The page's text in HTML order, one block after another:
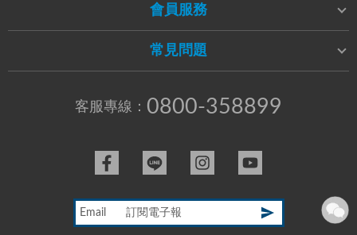
會員服務
常見問題
客服專線： 0800-358899
Email